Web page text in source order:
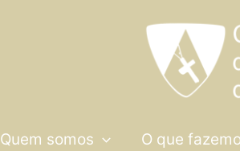
Quem somos O que